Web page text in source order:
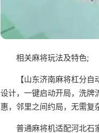
相关麻将玩法及特色;
【山东济南麻将杠分
设计，一键启动开局，洗牌
惠，邻里之间约局，无需复
普通麻将机适配河北石